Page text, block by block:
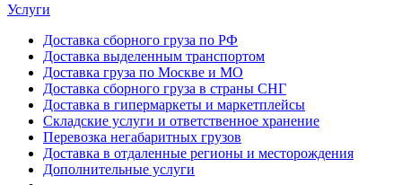
Услуги
Доставка сборного груза по РФ
Доставка выделенным транспортом
Доставка груза по Москве и МО
Доставка сборного груза в страны СНГ
Доставка в гипермаркеты и маркетплейсы
Складские услуги и ответственное хранение
Перевозка негабаритных грузов
Доставка в отдаленные регионы и месторождения
Дополнительные услуги